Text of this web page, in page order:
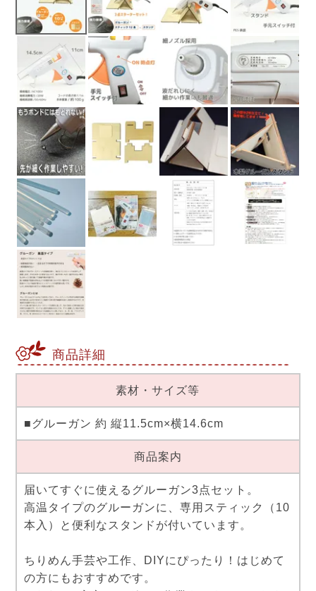
商品詳細
素材・サイズ等
■グルーガン 約 縦11.5cm×横14.6cm
商品案内
届いてすぐに使えるグルーガン3点セット。
高温タイプのグルーガンに、専用スティック（10
本入）と便利なスタンドが付いています。
ちりめん手芸や工作、DIYにぴったり！はじめて
の方にもおすすめです。